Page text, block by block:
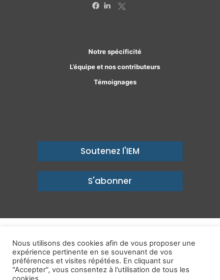
Notre spécificité
L’équipe et nos contributeurs
Témoignages
Soutenez l'IEM
S'abonner
un avenir prospère
Mentions légales-Politique de confidentialité-Contact
Nous utilisons des cookies afin de vous proposer une
expérience pertinente en se souvenant de vos
préférences et visites répétées. En cliquant sur
"Accepter", vous consentez à l'utilisation de tous les